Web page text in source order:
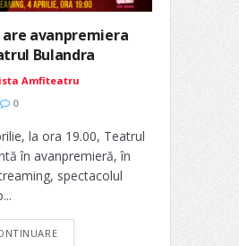
are avanpremiera
Bulandra
Amfiteatru
0
la ora 19.00, Teatrul
în avanpremieră, în
spectacolul